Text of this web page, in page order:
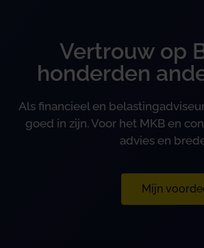
Vertrouw op
honderden
Als financieel en
goed in zijn. Voor het MKB en
advies en
Mijn